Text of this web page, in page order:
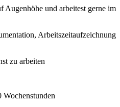
Augenhöhe und arbeitest gerne im
Arbeitszeitaufzeichnung
zu arbeiten
Wochenstunden